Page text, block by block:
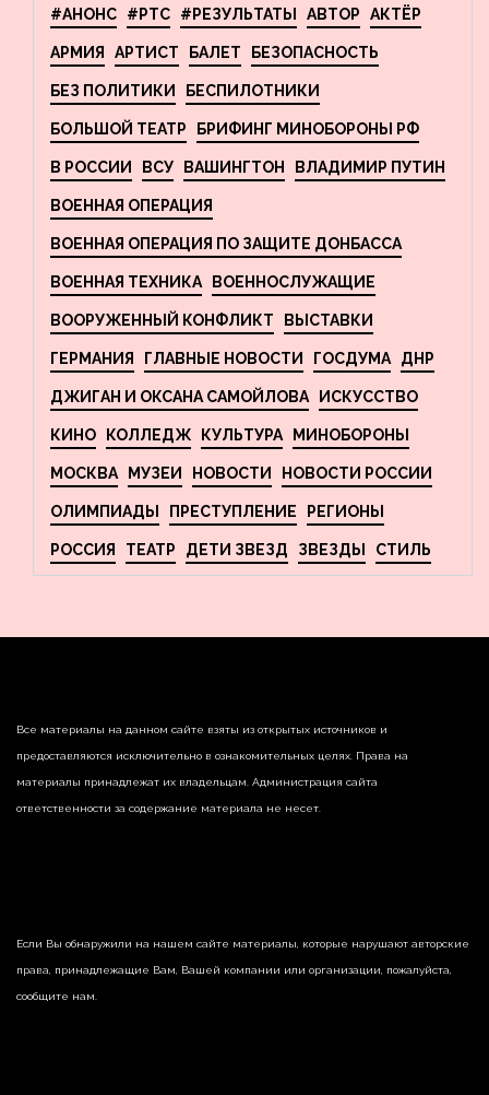
#АНОНС #РТС #РЕЗУЛЬТАТЫ АВТОР АКТЁР
АРМИЯ АРТИСТ БАЛЕТ БЕЗОПАСНОСТЬ
БЕЗ ПОЛИТИКИ БЕСПИЛОТНИКИ
БОЛЬШОЙ ТЕАТР БРИФИНГ МИНОБОРОНЫ РФ
В РОССИИ ВСУ ВАШИНГТОН ВЛАДИМИР ПУТИН
ВОЕННАЯ ОПЕРАЦИЯ
ВОЕННАЯ ОПЕРАЦИЯ ПО ЗАЩИТЕ ДОНБАССА
ВОЕННАЯ ТЕХНИКА ВОЕННОСЛУЖАЩИЕ
ВООРУЖЕННЫЙ КОНФЛИКТ ВЫСТАВКИ
ГЕРМАНИЯ ГЛАВНЫЕ НОВОСТИ ГОСДУМА ДНР
ДЖИГАН И ОКСАНА САМОЙЛОВА ИСКУССТВО
КИНО КОЛЛЕДЖ КУЛЬТУРА МИНОБОРОНЫ
МОСКВА МУЗЕИ НОВОСТИ НОВОСТИ РОССИИ
ОЛИМПИАДЫ ПРЕСТУПЛЕНИЕ РЕГИОНЫ
РОССИЯ ТЕАТР ДЕТИ ЗВЕЗД ЗВЕЗДЫ СТИЛЬ
Все материалы на данном сайте взяты из открытых источников и
предоставляются исключительно в ознакомительных целях. Права на
материалы принадлежат их владельцам. Администрация сайта
ответственности за содержание материала не несет.
Если Вы обнаружили на нашем сайте материалы, которые нарушают авторские
права, принадлежащие Вам, Вашей компании или организации, пожалуйста,
сообщите нам.